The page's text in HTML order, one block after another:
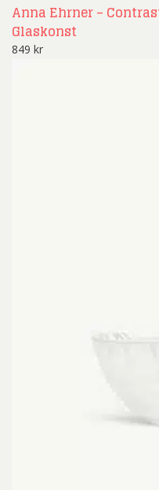
Anna Ehrner –
Glaskonst
849 kr